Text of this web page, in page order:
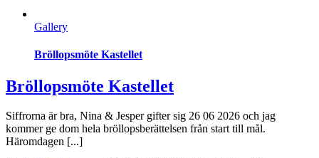
Gallery
Bröllopsmöte Kastellet
Bröllopsmöte Kastellet
Siffrorna är bra, Nina & Jesper gifter sig 26 06 2026 och jag
kommer ge dom hela bröllopsberättelsen från start till mål.
Häromdagen [...]